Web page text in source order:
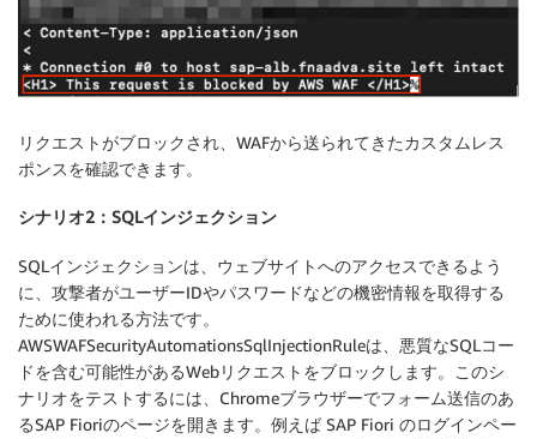
リクエストがブロックされ、WAFから送られてきたカスタムレス
ポンスを確認できます。
シナリオ2：SQLインジェクション
SQLインジェクションは、ウェブサイトへのアクセスできるよう
に、攻撃者がユーザーIDやパスワードなどの機密情報を取得する
ために使われる方法です。
AWSWAFSecurityAutomationsSqlInjectionRuleは、悪質なSQLコー
ドを含む可能性があるWebリクエストをブロックします。このシ
ナリオをテストするには、Chromeブラウザーでフォーム送信のあ
るSAP Fioriのページを開きます。例えば SAP Fiori のログインペー